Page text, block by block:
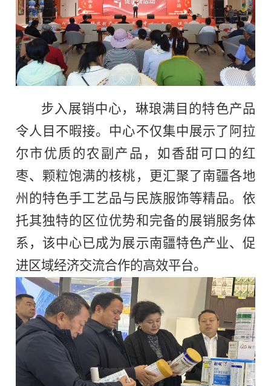
步入展销中心，琳琅满目的特色产品
令人目不暇接。中心不仅集中展示了阿拉
尔市优质的农副产品，如香甜可口的红
枣、颗粒饱满的核桃，更汇聚了南疆各地
州的特色手工艺品与民族服饰等精品。依
托其独特的区位优势和完备的展销服务体
系，该中心已成为展示南疆特色产业、促
进区域经济交流合作的高效平台。